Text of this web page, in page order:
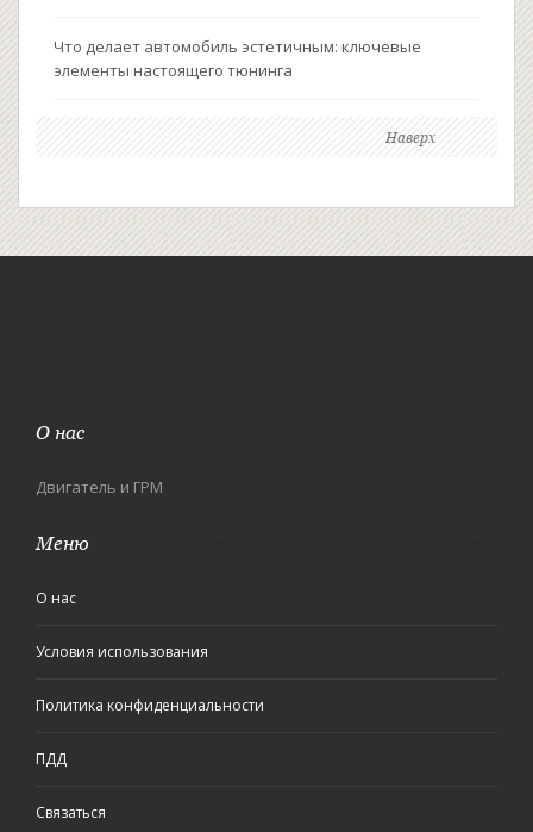
Что делает автомобиль эстетичным: ключевые
элементы настоящего тюнинга
Наверх
О нас
Двигатель и ГРМ
Меню
О нас
Условия использования
Политика конфиденциальности
ПДД
Связаться